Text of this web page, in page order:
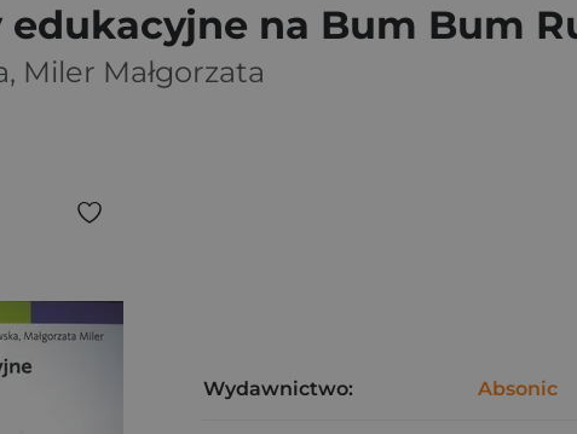
na Bum Bum
, Miler Małgorzata
Wydawnictwo: Absonic